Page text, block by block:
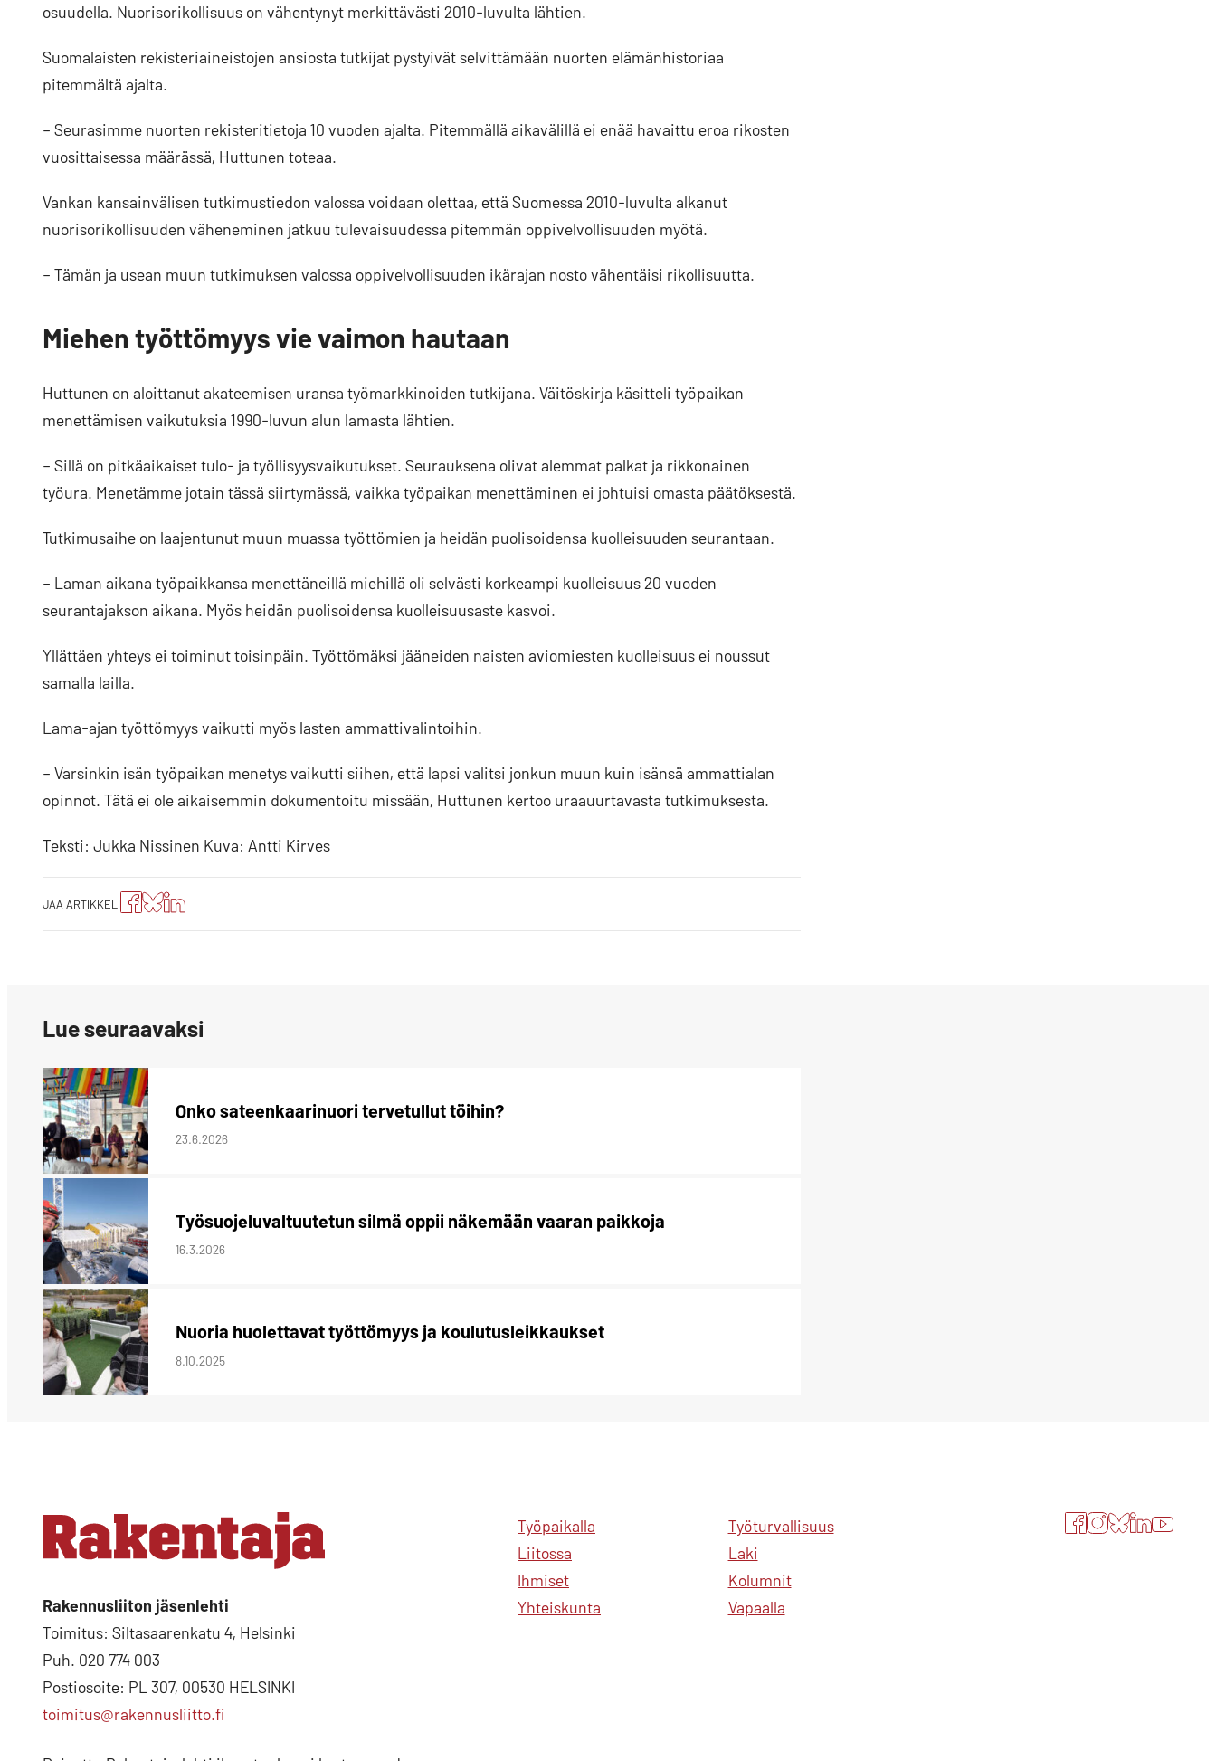
osuudella. Nuorisorikollisuus on vähentynyt merkittävästi 2010-luvulta lähtien.
Suomalaisten rekisteriaineistojen ansiosta tutkijat pystyivät selvittämään nuorten elämänhistoriaa
pitemmältä ajalta.
– Seurasimme nuorten rekisteritietoja 10 vuoden ajalta. Pitemmällä aikavälillä ei enää havaittu eroa rikosten
vuosittaisessa määrässä, Huttunen toteaa.
Vankan kansainvälisen tutkimustiedon valossa voidaan olettaa, että Suomessa 2010-luvulta alkanut
nuorisorikollisuuden väheneminen jatkuu tulevaisuudessa pitemmän oppivelvollisuuden myötä.
– Tämän ja usean muun tutkimuksen valossa oppivelvollisuuden ikärajan nosto vähentäisi rikollisuutta.
Miehen työttömyys vie vaimon hautaan
Huttunen on aloittanut akateemisen uransa työmarkkinoiden tutkijana. Väitöskirja käsitteli työpaikan
menettämisen vaikutuksia 1990-luvun alun lamasta lähtien.
– Sillä on pitkäaikaiset tulo- ja työllisyysvaikutukset. Seurauksena olivat alemmat palkat ja rikkonainen
työura. Menetämme jotain tässä siirtymässä, vaikka työpaikan menettäminen ei johtuisi omasta päätöksestä.
Tutkimusaihe on laajentunut muun muassa työttömien ja heidän puolisoidensa kuolleisuuden seurantaan.
– Laman aikana työpaikkansa menettäneillä miehillä oli selvästi korkeampi kuolleisuus 20 vuoden
seurantajakson aikana. Myös heidän puolisoidensa kuolleisuusaste kasvoi.
Yllättäen yhteys ei toiminut toisinpäin. Työttömäksi jääneiden naisten aviomiesten kuolleisuus ei noussut
samalla lailla.
Lama-ajan työttömyys vaikutti myös lasten ammattivalintoihin.
– Varsinkin isän työpaikan menetys vaikutti siihen, että lapsi valitsi jonkun muun kuin isänsä ammattialan
opinnot. Tätä ei ole aikaisemmin dokumentoitu missään, Huttunen kertoo uraauurtavasta tutkimuksesta.
Teksti: Jukka Nissinen Kuva: Antti Kirves
JAA ARTIKKELI
Jaa
artikkeli
Jaa
artikkeli
Jako:
Jaa
Lue seuraavaksi
Onko sateenkaarinuori tervetullut töihin?
23.6.2026
Työsuojeluvaltuutetun silmä oppii näkemään vaaran paikkoja
16.3.2026
Nuoria huolettavat työttömyys ja koulutusleikkaukset
8.10.2025
Rakennusliiton jäsenlehti
Toimitus: Siltasaarenkatu 4, Helsinki
Puh. 020 774 003
Postiosoite: PL 307, 00530 HELSINKI
toimitus@rakennusliitto.fi
Työpaikalla
Liitossa
Ihmiset
Yhteiskunta
Työturvallisuus
Laki
Kolumnit
Vapaalla
Facebook
Instagram
Bluesky
LinkedIn
YouTube